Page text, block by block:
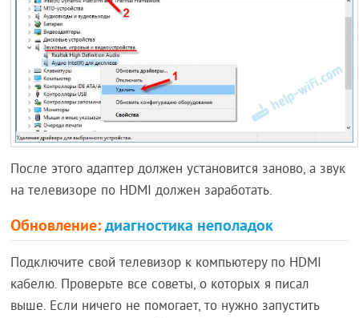
После этого адаптер должен установится заново, а звук
на телевизоре по HDMI должен заработать.
Обновление:диагностика неполадок
Подключите свой телевизор к компьютеру по HDMI
кабелю. Проверьте все советы, о которых я писал
выше. Если ничего не помогает, то нужно запустить